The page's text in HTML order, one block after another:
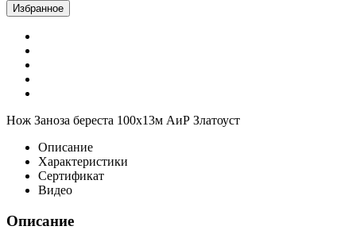
Избранное
Нож Заноза береста 100х13м АиР Златоуст
Описание
Характеристики
Сертификат
Видео
Описание